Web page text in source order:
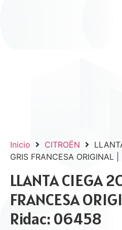
Inicio CITROËN
GRIS FRANCESA
LLANTA CIEGA
FRANCESA
Ridac: 06458